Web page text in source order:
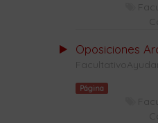
Oposiciones
Página